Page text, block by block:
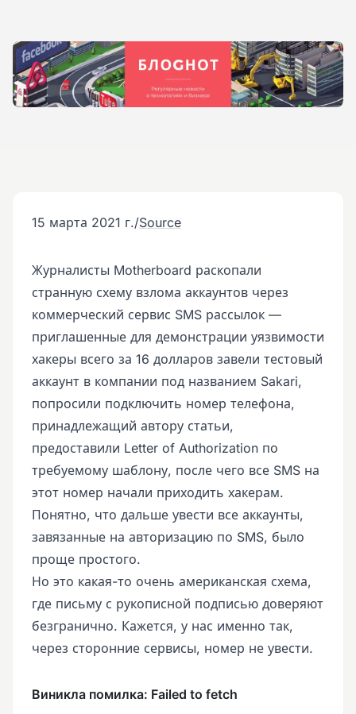
15 марта 2021 г./Source
Журналисты Motherboard раскопали
странную схему взлома аккаунтов через
коммерческий сервис SMS рассылок —
приглашенные для демонстрации уязвимости
хакеры всего за 16 долларов завели тестовый
аккаунт в компании под названием Sakari,
попросили подключить номер телефона,
принадлежащий автору статьи,
предоставили Letter of Authorization по
требуемому шаблону, после чего все SMS на
этот номер начали приходить хакерам.
Понятно, что дальше увести все аккаунты,
завязанные на авторизацию по SMS, было
проще простого.
Но это какая-то очень американская схема,
где письму с рукописной подписью доверяют
безгранично. Кажется, у нас именно так,
через сторонние сервисы, номер не увести.